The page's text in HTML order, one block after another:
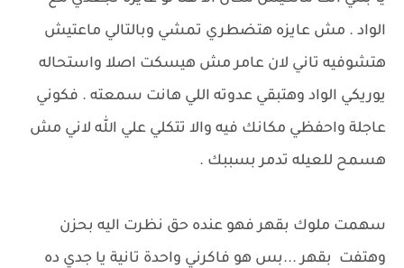
الواد . مش عايزه هتضطري تمشي وبالتالي ماعتيش
هتشوفيه تاني لان عامر مش هيسكت اصلا واستحاله
يوريكي الواد وهتبقي عدوته اللي هانت سمعته . فكوني
عاجلة واحفظي مكانك فيه والا تتكلي علي الله لاني مش
هسمح للعيله تدمر بسببك .
سهمت ملوك بقهر فهو عنده حق نظرت اليه بحزن
وهتفت بقهر ...بس هو فاكرني واحدة تانية يا جدي ده